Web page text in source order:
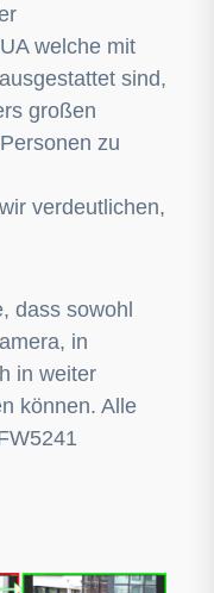
welche mit
sind,
großen
zu
verdeutlichen,
dass sowohl
in
in weiter
können. Alle